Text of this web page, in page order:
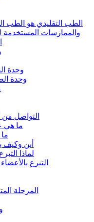
الطب التقليدي هو الطب
والممارسات المستخدمة
وحدة
وحدة
التواصل من
ما هي
أين وكيف
لماذا
التبرع
المرحلة